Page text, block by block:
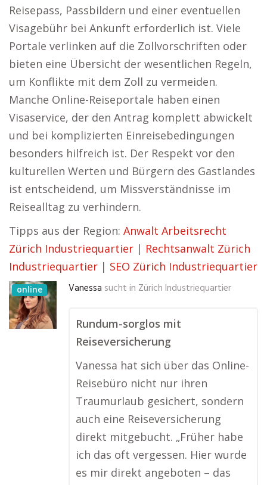
Reisepass, Passbildern und einer eventuellen
Visagebühr bei Ankunft erforderlich ist. Viele
Portale verlinken auf die Zollvorschriften oder
bieten eine Übersicht der wesentlichen Regeln,
um Konflikte mit dem Zoll zu vermeiden.
Manche Online-Reiseportale haben einen
Visaservice, der den Antrag komplett abwickelt
und bei komplizierten Einreisebedingungen
besonders hilfreich ist. Der Respekt vor den
kulturellen Werten und Bürgern des Gastlandes
ist entscheidend, um Missverständnisse im
Reisealltag zu verhindern.
Tipps aus der Region: Anwalt Arbeitsrecht
Zürich Industriequartier | Rechtsanwalt Zürich
Industriequartier | SEO Zürich Industriequartier
online Vanessa sucht in Zürich Industriequartier
Rundum-sorglos mit
Reiseversicherung
Vanessa hat sich über das Online-
Reisebüro nicht nur ihren
Traumurlaub gesichert, sondern
auch eine Reiseversicherung
direkt mitgebucht. „Früher habe
ich das oft vergessen. Hier wurde
es mir direkt angeboten – das